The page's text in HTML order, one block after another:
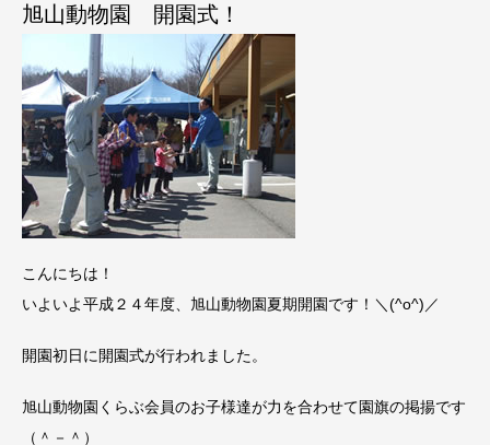
旭山動物園 開園式！
こんにちは！
いよいよ平成２４年度、旭山動物園夏期開園です！＼(^o^)／
開園初日に開園式が行われました。
旭山動物園くらぶ会員のお子様達が力を合わせて園旗の掲揚です
（＾－＾）